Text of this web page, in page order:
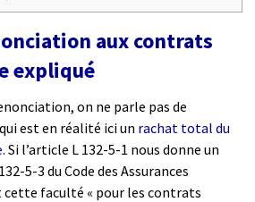
aux contrats
expliqué
on ne parle pas de
est en réalité ici un rachat total du
. Si l’article L 132-5-1 nous donne un
5-3 du Code des Assurances
faculté « pour les contrats